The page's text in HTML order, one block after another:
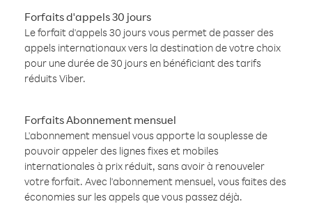
Forfaits d'appels 30 jours
Le forfait d'appels 30 jours vous permet de passer des
appels internationaux vers la destination de votre choix
pour une durée de 30 jours en bénéficiant des tarifs
réduits Viber.
Forfaits Abonnement mensuel
L'abonnement mensuel vous apporte la souplesse de
pouvoir appeler des lignes fixes et mobiles
internationales à prix réduit, sans avoir à renouveler
votre forfait. Avec l'abonnement mensuel, vous faites des
économies sur les appels que vous passez déjà.